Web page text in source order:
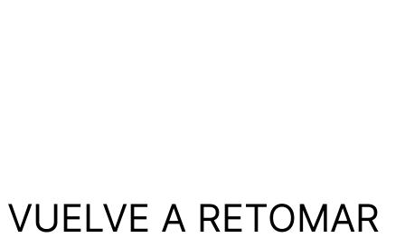
VUELVE A RETOMAR